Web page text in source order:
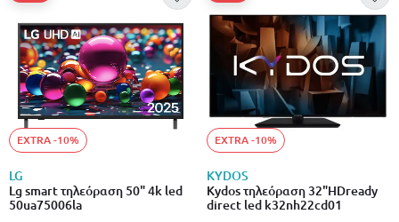
EXTRA -10%
LG
Lg smart τηλεόραση 50" 4k led
50ua75006la
EXTRA -10%
KYDOS
Kydos τηλεόραση 32"HDready
direct led k32nh22cd01